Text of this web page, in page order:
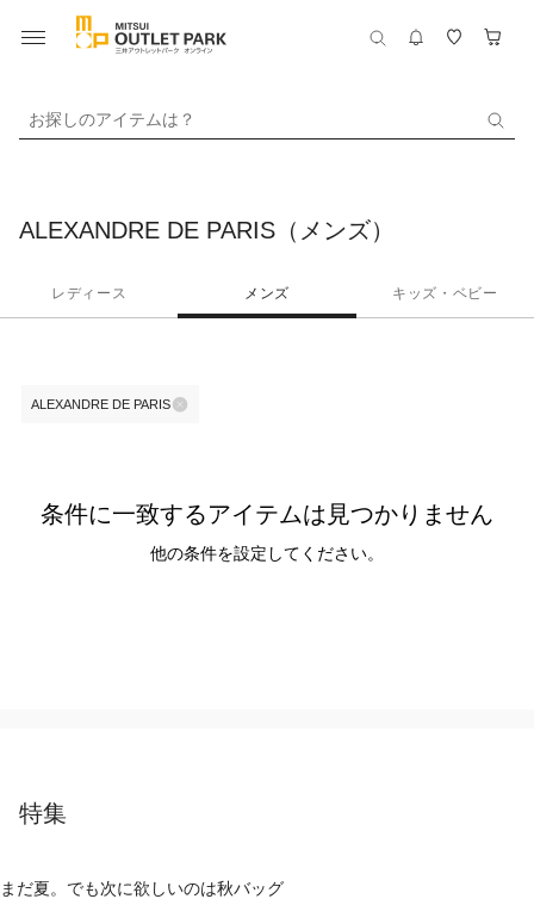
お探しのアイテムは？
ALEXANDRE DE PARIS（メンズ）
レディース メンズ キッズ・ベビー
ALEXANDRE DE PARIS
条件に一致するアイテムは見つかりません
他の条件を設定してください。
特集
まだ夏。でも次に欲しいのは秋バッグ